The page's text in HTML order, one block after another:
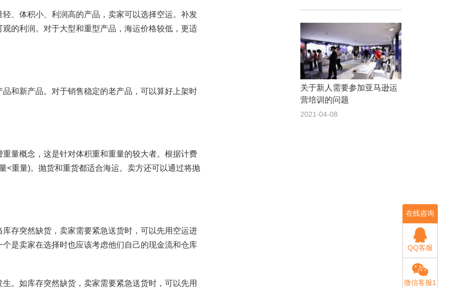
体积小、利润高的产品，卖家可以选择空运。补发
的利润。对于大型和重型产品，海运价格较低，更适
新产品。对于销售稳定的老产品，可以算好上架时
概念，这是针对体积重和重量的较大者。根据计费
<重量)。抛货和重货都适合海运。卖方还可以通过将抛
突然缺货，卖家需要紧急送货时，可以先用空运进
是卖家在选择时也应该考虑他们自己的现金流和仓库
如库存突然缺货，卖家需要紧急送货时，可以先用
关于新人需要参加亚马逊运
营培训的问题
2021-04-08
在线咨询
QQ客服
微信客服1